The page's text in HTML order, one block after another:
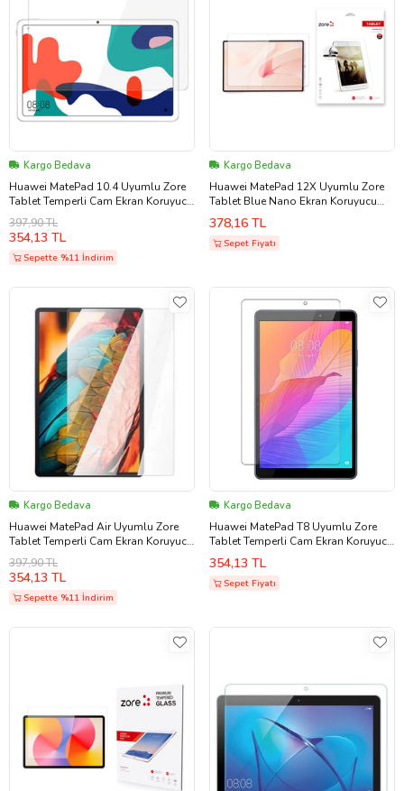
Kargo Bedava
Huawei MatePad 10.4 Uyumlu Zore
Tablet Temperli Cam Ekran Koruyucu
(Renksiz)
397,90 TL
354,13 TL
Sepette %11 İndirim
Kargo Bedava
Huawei MatePad 12X Uyumlu Zore
Tablet Blue Nano Ekran Koruyucu
(Şeffaf)
378,16 TL
Sepet Fiyatı
Kargo Bedava
Huawei MatePad Air Uyumlu Zore
Tablet Temperli Cam Ekran Koruyucu
(Renksiz)
397,90 TL
354,13 TL
Sepette %11 İndirim
Kargo Bedava
Huawei MatePad T8 Uyumlu Zore
Tablet Temperli Cam Ekran Koruyucu
(Renksiz)
354,13 TL
Sepet Fiyatı